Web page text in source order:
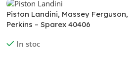
Piston Landini, Massey Ferguson,
Perkins – Sparex 40406
In stoc